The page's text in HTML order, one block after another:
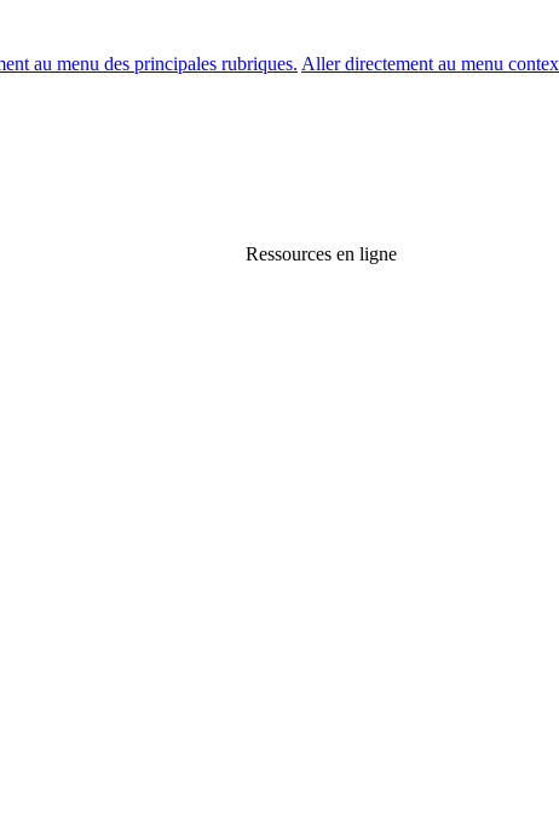
au menu des principales rubriques. Aller directement au menu
Ressources en ligne